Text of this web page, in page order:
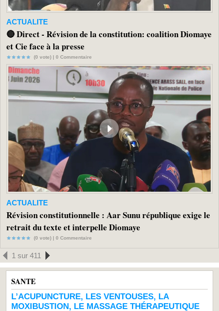
ACTUALITE
🔴 Direct - Révision de la constitution: coalition Diomaye
et Cie face à la presse
(0 vote) | 0 Commentaire
ACTUALITE
Révision constitutionnelle : Aar Sunu république exige le
retrait du texte et interpelle Diomaye
(0 vote) | 0 Commentaire
1 sur 411
SANTE
L’ACUPUNCTURE, LES VENTOUSES, LA
MOXIBUSTION, LE MASSAGE THÉRAPEUTIQUE